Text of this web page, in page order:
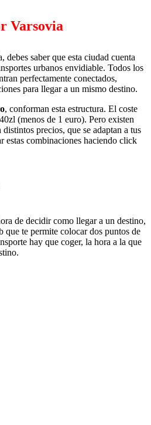
Varsovia
debes saber que esta ciudad cuenta
urbanos envidiable. Todos los
perfectamente conectados,
para llegar a un mismo destino.
, conforman esta estructura. El coste
(menos de 1 euro). Pero existen
precios, que se adaptan a tus
estas combinaciones haciendo click
de decidir como llegar a un destino,
que te permite colocar dos puntos de
hay que coger, la hora a la que